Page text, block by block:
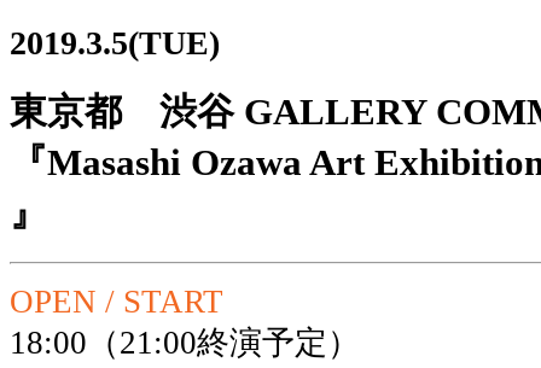
2019.3.5(TUE)
東京都 渋谷 GALLERY
『Masashi Ozawa Art
』
OPEN / START
18:00（21:00終演予定）